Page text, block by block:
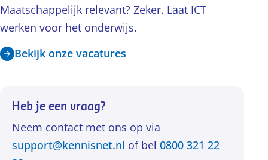
Maatschappelijk relevant? Zeker. Laat ICT
werken voor het onderwijs.
Bekijk onze vacatures
Heb je een vraag?
Neem contact met ons op via
support@kennisnet.nl of bel 0800 321 22